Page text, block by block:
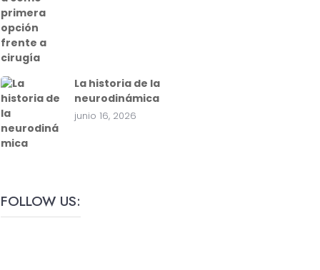
La historia de la
neurodinámica
junio 16, 2026
FOLLOW US: